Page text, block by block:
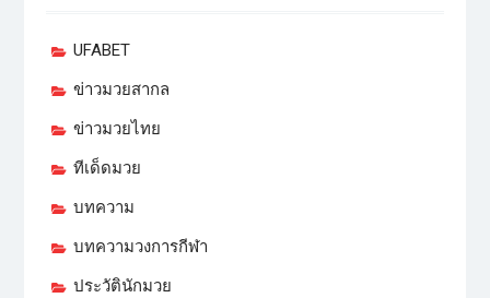
UFABET
ข่าวมวยสากล
ข่าวมวยไทย
ทีเด็ดมวย
บทความ
บทความวงการกีฬา
ประวัตินักมวย